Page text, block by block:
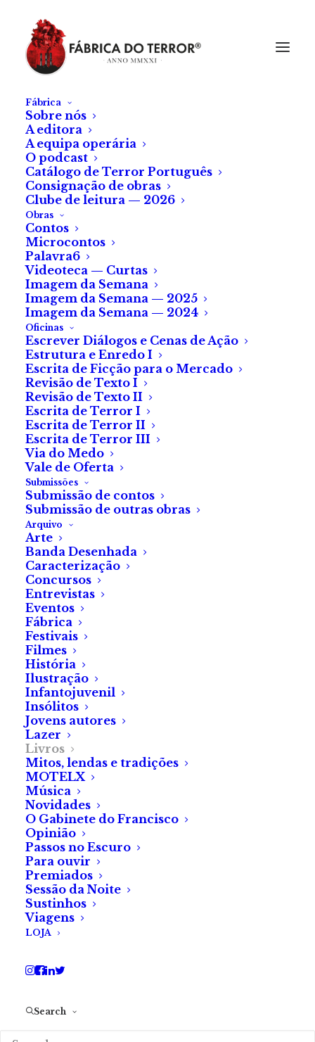
Fábrica
Sobre nós
A editora
A equipa operária
O podcast
Catálogo de Terror Português
Consignação de obras
Clube de leitura — 2026
Obras
Contos
Microcontos
Palavra6
Videoteca — Curtas
Imagem da Semana
Imagem da Semana — 2025
Imagem da Semana — 2024
Oficinas
Escrever Diálogos e Cenas de Ação
Estrutura e Enredo I
Escrita de Ficção para o Mercado
Revisão de Texto I
Revisão de Texto II
Escrita de Terror I
Escrita de Terror II
Escrita de Terror III
Via do Medo
Vale de Oferta
Submissões
Submissão de contos
Submissão de outras obras
Arquivo
Arte
Banda Desenhada
Caracterização
Concursos
Entrevistas
Eventos
Fábrica
Festivais
Filmes
História
Ilustração
Infantojuvenil
Insólitos
Jovens autores
Lazer
Livros
Mitos, lendas e tradições
MOTELX
Música
Novidades
O Gabinete do Francisco
Opinião
Passos no Escuro
Para ouvir
Premiados
Sessão da Noite
Sustinhos
Viagens
LOJA
Search
Sugestões de Natal
para os mais pequenos
Cabe sempre mais um
livro no sapatinho!
A pensar em quem ainda não
tem todos os presentes para o
Natal, a Fábrica do Terror
compilou algumas sugestões
de livros de terror natalício
(nacional e estrangeiro) para
os mais novos, que os mais
crescidos também vão querer
ler.
Marta Nazaré